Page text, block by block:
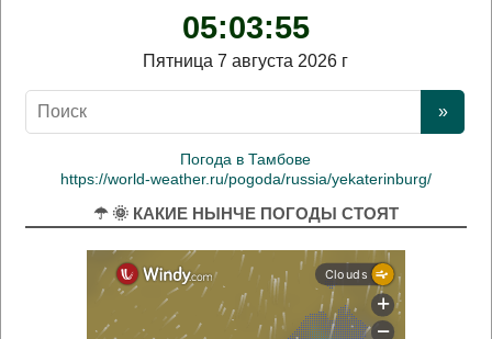
05:03:55
Пятница 7 августа 2026 г
Погода в Тамбове
https://world-weather.ru/pogoda/russia/yekaterinburg/
☂ 🌞 КАКИЕ НЫНЧЕ ПОГОДЫ СТОЯТ